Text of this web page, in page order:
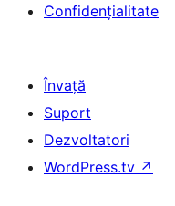
Confidențialitate
Învață
Suport
Dezvoltatori
WordPress.tv ↗